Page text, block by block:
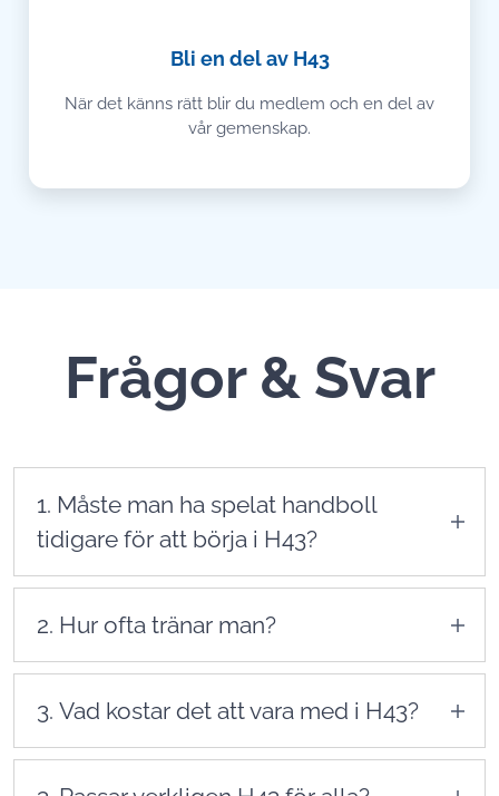
Bli en del av H43
När det känns rätt blir du medlem och en del av
vår gemenskap.
Frågor & Svar
1. Måste man ha spelat handboll
tidigare för att börja i H43?
Nej. Du behöver ingen tidigare erfarenhet. H43
välkomnar både nybörjare och de som spelat
2. Hur ofta tränar man?
Träningsmängden beror på ålder och nivå. De
yngsta tränar oftast 1 gång per vecka, medan
äldre ungdomar och seniorer tränar fler pass.
3. Vad kostar det att vara med i H43?
Avgiften varierar beroende på ålder och
verksamhet. Exakta avgifter får du i samband